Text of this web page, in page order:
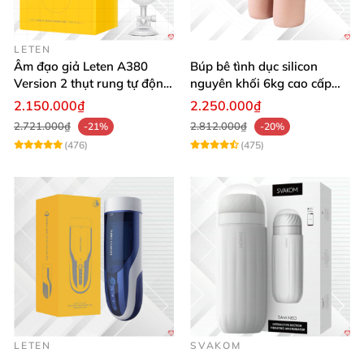
LETEN
Âm đạo giả Leten A380
Version 2 thụt rung tự động,
cảm giác thật
2.150.000₫
2.721.000₫
-21%
(476)
Búp bê tình dục silicon
nguyên khối 6kg cao cấp
hot giá tốt
2.250.000₫
2.812.000₫
-20%
(475)
LETEN SVAKOM